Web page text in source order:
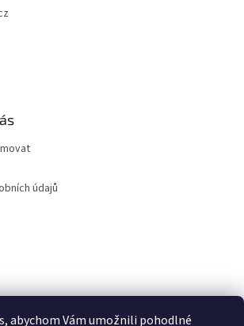
abychom Vám umožnili pohodlné
údajů